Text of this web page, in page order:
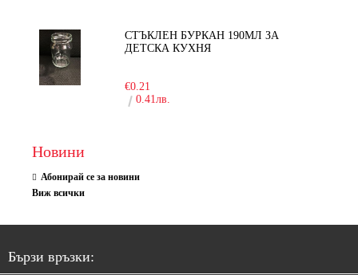
СТЪКЛЕН БУРКАН 190МЛ ЗА
ДЕТСКА КУХНЯ
€0.21
0.41лв.
Новини
Абонирай се за новини
Виж всички
Бързи връзки: